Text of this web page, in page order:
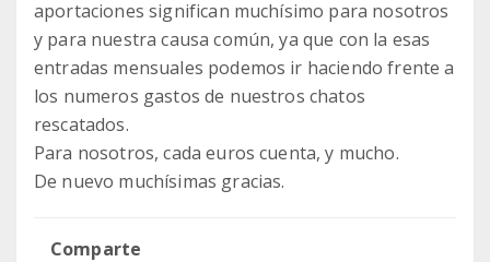
aportaciones significan muchísimo para nosotros
y para nuestra causa común, ya que con la esas
entradas mensuales podemos ir haciendo frente a
los numeros gastos de nuestros chatos
rescatados.
Para nosotros, cada euros cuenta, y mucho.
De nuevo muchísimas gracias.
Comparte